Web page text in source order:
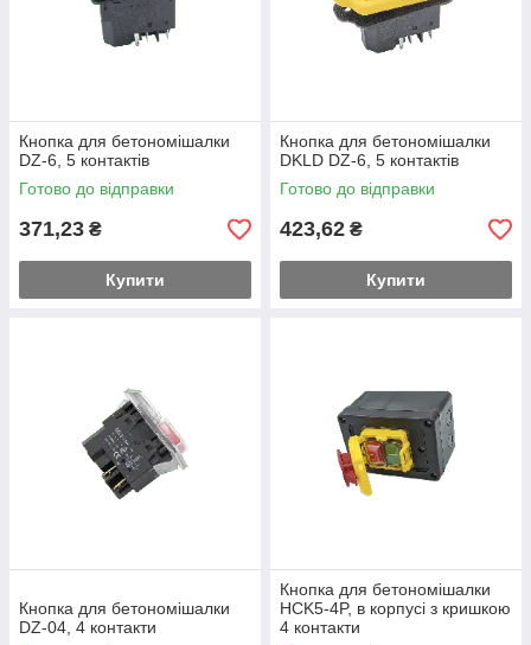
Кнопка для бетономішалки
DZ-6, 5 контактів
Готово до відправки
371,23 ₴
Купити
Кнопка для бетономішалки
DKLD DZ-6, 5 контактів
Готово до відправки
423,62 ₴
Купити
Кнопка для бетономішалки
DZ-04, 4 контакти
Кнопка для бетономішалки
HCK5-4P, в корпусі з кришкою
4 контакти